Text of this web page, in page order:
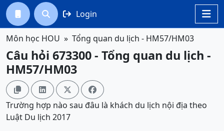

  Login
Môn học HOU Tổng quan du lịch - HM57/HM03
Câu hỏi 673300 - Tổng quan du lịch -
HM57/HM03
   
Trường hợp nào sau đâu là khách du lịch nội địa theo
Luật Du lịch 2017